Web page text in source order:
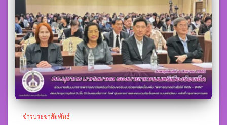
ข่าวประชาสัมพันธ์